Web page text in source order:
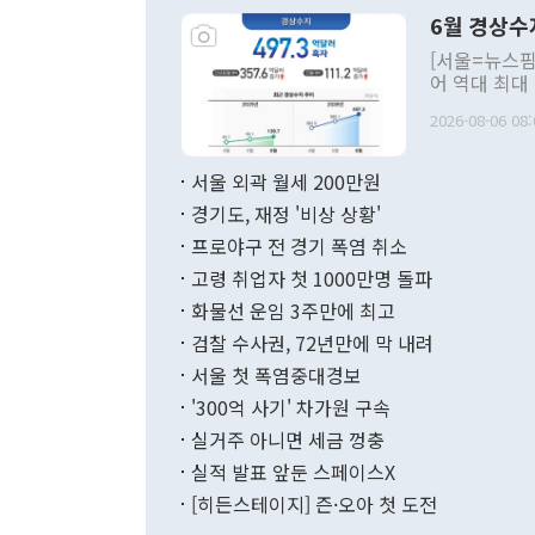
주의적 희망
관의 대북
관 부처 장
관의 무리한
다. [정동영 통일부 장관이 지난달 23일 오후 서울 종로구 정부서울청사에
무너졌다고
함께 4자 대
"우리의 선
6월 경상
[서울=뉴스
어 역대 최
료=한국은행] 한국은행이 6일 발표한 '2026년 6월 국제수지(잠정)'
며 월간 기
196.9% 급
수출은
기록했지만
로 전환됐다.
2026-08-06
서울 외곽 월세 200만원
경기도, 재정 '비상 상황'
프로야구 전 경기 폭염 취소
고령 취업자 첫 1000만명 돌파
화물선 운임 3주만에 최고
검찰 수사권, 72년만에 막 내려
서울 첫 폭염중대경보
'300억 사기' 차가원 구속
실거주 아니면 세금 껑충
실적 발표 앞둔 스페이스X
[히든스테이지] 즌·오아 첫 도전